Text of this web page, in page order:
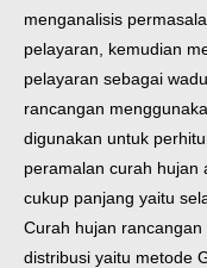
menganalisis
pelayaran, kemudian
pelayaran sebagai
rancangan
digunakan untuk
peramalan curah hujan
cukup panjang yaitu
Curah hujan
distribusi yaitu metode